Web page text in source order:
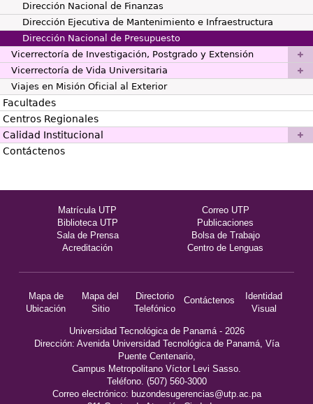
Dirección Nacional de Finanzas
Dirección Ejecutiva de Mantenimiento e Infraestructura
Dirección Nacional de Presupuesto
Vicerrectoría de Investigación, Postgrado y Extensión
Vicerrectoría de Vida Universitaria
Viajes en Misión Oficial al Exterior
Facultades
Centros Regionales
Calidad Institucional
Contáctenos
Matrícula UTP
Correo UTP
Biblioteca UTP
Publicaciones
Sala de Prensa
Bolsa de Trabajo
Acreditación
Centro de Lenguas
Mapa de
Ubicación
Mapa del
Sitio
Directorio
Telefónico
Contáctenos
Identidad
Visual
Universidad Tecnológica de Panamá - 2026
Dirección: Avenida Universidad Tecnológica de Panamá, Vía
Puente Centenario,
Campus Metropolitano Víctor Levi Sasso.
Teléfono. (507) 560-3000
Correo electrónico: buzondesugerencias@utp.ac.pa